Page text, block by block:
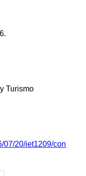
Turismo
07/20/iet1209/con